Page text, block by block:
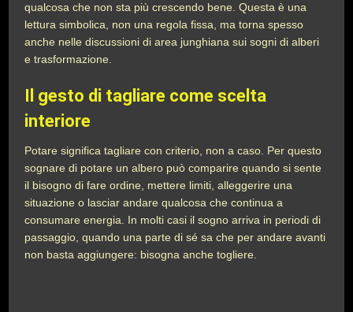
qualcosa che non sta più crescendo bene. Questa è una
lettura simbolica, non una regola fissa, ma torna spesso
anche nelle discussioni di area junghiana sui sogni di alberi
e trasformazione.
Il gesto di tagliare come scelta
interiore
Potare significa tagliare con criterio, non a caso. Per questo
sognare di potare un albero può comparire quando si sente
il bisogno di fare ordine, mettere limiti, alleggerire una
situazione o lasciar andare qualcosa che continua a
consumare energia. In molti casi il sogno arriva in periodi di
passaggio, quando una parte di sé sa che per andare avanti
non basta aggiungere: bisogna anche togliere.